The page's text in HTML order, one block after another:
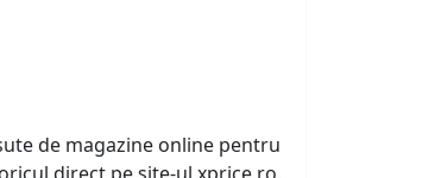
de magazine online pentru